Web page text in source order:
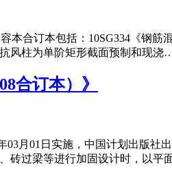
本合订本包括：10SG334《钢筋
风柱为单阶矩形截面预制和现浇
合订本）》
03月01日实施，中国计划出版社
砖过梁等进行加固设计时，以平